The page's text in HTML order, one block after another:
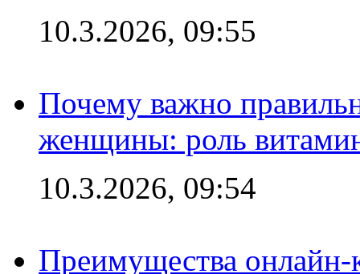
10.3.2026, 09:55
Почему важно
женщины: роль
10.3.2026, 09:54
Преимущества онлайн-